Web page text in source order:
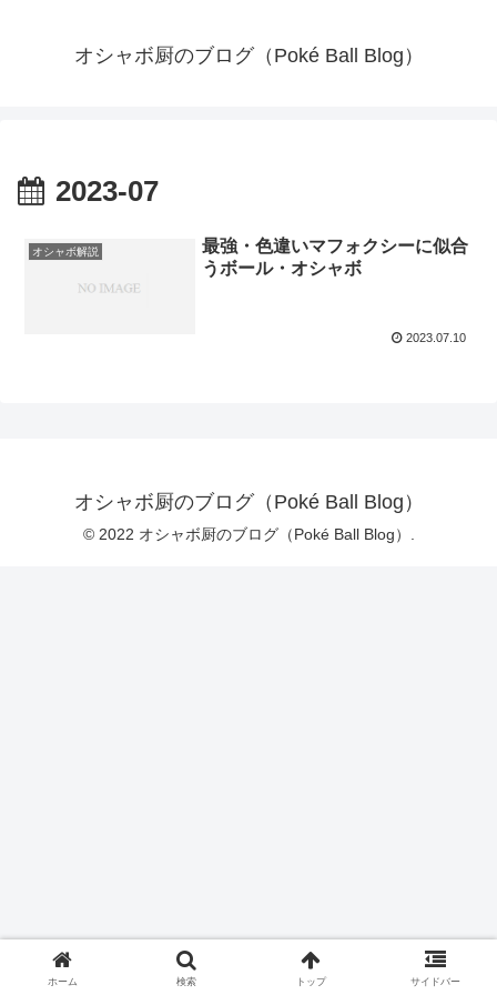
オシャボ厨のブログ（Poké Ball Blog）
2023-07
オシャボ解説
最強・色違いマフォクシーに似合
うボール・オシャボ
2023.07.10
オシャボ厨のブログ（Poké Ball Blog）
© 2022 オシャボ厨のブログ（Poké Ball Blog）.
ホーム 検索 トップ サイドバー